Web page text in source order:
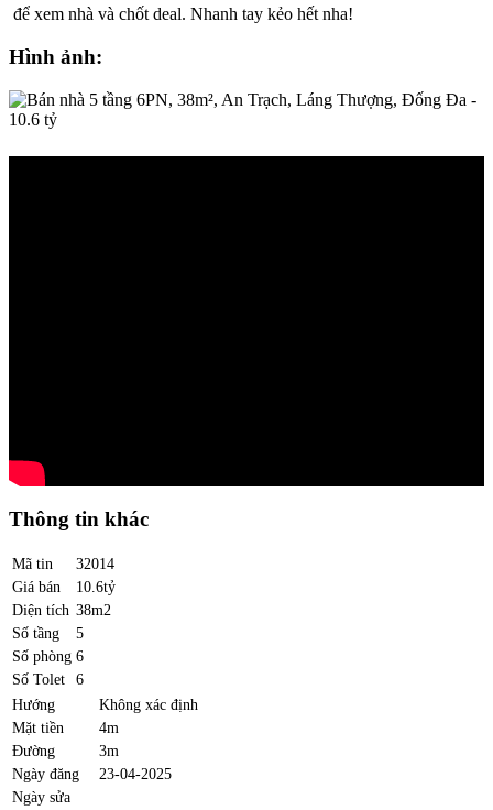
để xem nhà và chốt deal. Nhanh tay kẻo hết nha!
Hình ảnh:
Thông tin khác
Mã tin
32014
Giá bán
10.6tỷ
Diện tích 38m2
Số tầng
5
Số phòng 6
Số Tolet
6
Hướng
Không xác định
Mặt tiền
4m
Đường
3m
Ngày đăng
23-04-2025
Ngày sửa